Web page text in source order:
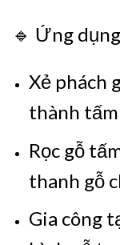
🔹 Ứng
Xẻ phách
thành
Rọc gỗ
thanh gỗ
Gia công